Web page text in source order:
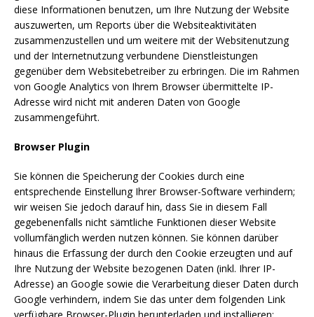
diese Informationen benutzen, um Ihre Nutzung der Website
auszuwerten, um Reports über die Websiteaktivitäten
zusammenzustellen und um weitere mit der Websitenutzung
und der Internetnutzung verbundene Dienstleistungen
gegenüber dem Websitebetreiber zu erbringen. Die im Rahmen
von Google Analytics von Ihrem Browser übermittelte IP-
Adresse wird nicht mit anderen Daten von Google
zusammengeführt.
Browser Plugin
Sie können die Speicherung der Cookies durch eine
entsprechende Einstellung Ihrer Browser-Software verhindern;
wir weisen Sie jedoch darauf hin, dass Sie in diesem Fall
gegebenenfalls nicht sämtliche Funktionen dieser Website
vollumfänglich werden nutzen können. Sie können darüber
hinaus die Erfassung der durch den Cookie erzeugten und auf
Ihre Nutzung der Website bezogenen Daten (inkl. Ihrer IP-
Adresse) an Google sowie die Verarbeitung dieser Daten durch
Google verhindern, indem Sie das unter dem folgenden Link